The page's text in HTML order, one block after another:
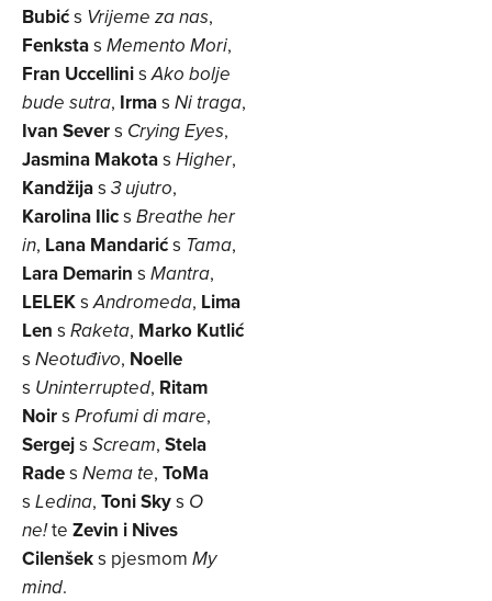
Bubićs Vrijeme za nas,
Fenkstas Memento Mori,
Fran UccellinisAko bolje
bude sutra, Irmas Ni traga,
Ivan Severs Crying Eyes,
Jasmina Makotas Higher,
Kandžijas 3 ujutro,
Karolina Ilics Breathe her
in, Lana Mandarićs Tama,
Lara Demarin s Mantra,
LELEKsAndromeda, Lima
Len s Raketa, Marko Kutlić
s Neotuđivo, Noelle
s Uninterrupted, Ritam
Noirs Profumi di mare,
Sergejs Scream, Stela
Rades Nema te, ToMa
s Ledina, Toni Skys O
ne!te Zevin i Nives
Cilenšeks pjesmom My
mind.